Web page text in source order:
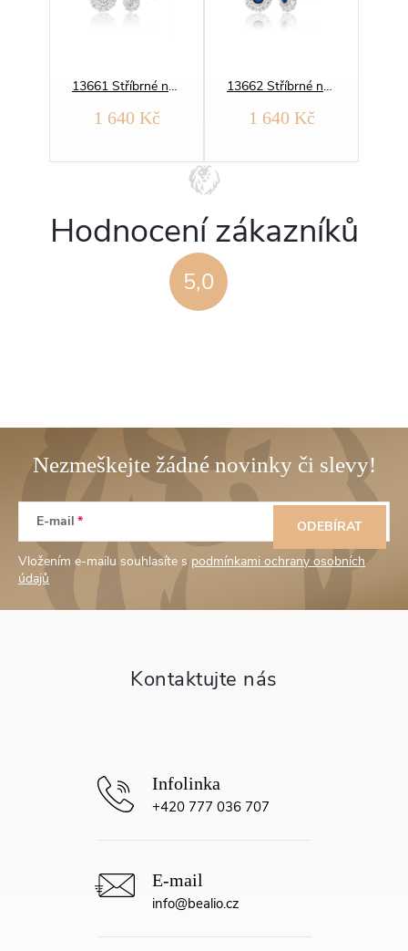
13661 Stříbrné náušnice ZÁŘIVÉ bílé
1 640 Kč
13662 Stříbrné náušnice ZÁŘIVÉ modré
1 640 Kč
5,0
Hodnocení zákazníků
Z
p
E-mail
Vložením e-mailu souhlasíte s podmínkami ochrany osobních
údajů
ODEBÍRAT
info@bealio.cz
+420 777 036 707